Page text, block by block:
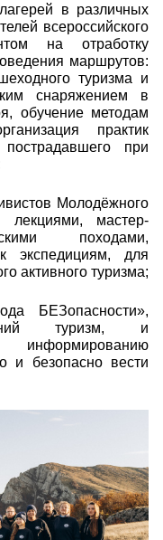
в различных
всероссийского
на отработку
маршрутов:
туризма и
снаряжением в
обучение методам
практик
при
Молодёжного
мастер-
походами,
экспедициям, для
активного туризма;
БЕЗопасности»,
туризм, и
информированию
и безопасно вести